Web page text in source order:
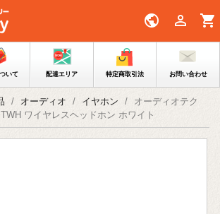
shopping_cart

public
いて 配達エリア 特定商取引法 お問い合わせ
オーディオ イヤホン
オーディオテク
ワイヤレスヘッドホン ホワイト